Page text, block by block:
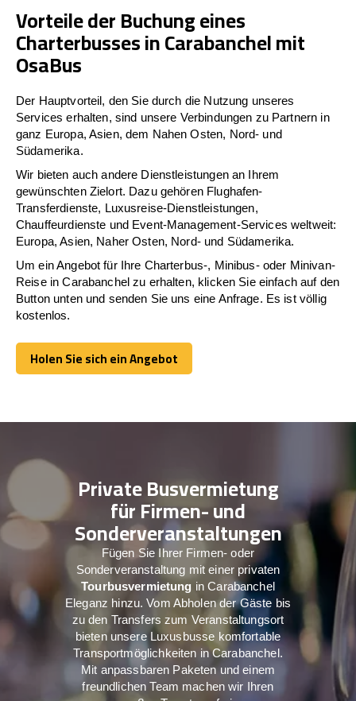
Vorteile der Buchung eines
Charterbusses in Carabanchel mit
OsaBus
Der Hauptvorteil, den Sie durch die Nutzung unseres
Services erhalten, sind unsere Verbindungen zu Partnern in
ganz Europa, Asien, dem Nahen Osten, Nord- und
Südamerika.
Wir bieten auch andere Dienstleistungen an Ihrem
gewünschten Zielort. Dazu gehören Flughafen-
Transferdienste, Luxusreise-Dienstleistungen,
Chauffeurdienste und Event-Management-Services weltweit:
Europa, Asien, Naher Osten, Nord- und Südamerika.
Um ein Angebot für Ihre Charterbus-, Minibus- oder Minivan-
Reise in Carabanchel zu erhalten, klicken Sie einfach auf den
Button unten und senden Sie uns eine Anfrage. Es ist völlig
kostenlos.
Holen Sie sich ein Angebot
Holen Sie sich ein Angebot
Private Busvermietung
für Firmen- und
Sonderveranstaltungen
Fügen Sie Ihrer Firmen- oder
Sonderveranstaltung mit einer privaten
Tourbusvermietung in Carabanchel
Eleganz hinzu. Vom Abholen der Gäste bis
zu den Transfers zum Veranstaltungsort
bieten unsere Luxusbusse komfortable
Transportmöglichkeiten in Carabanchel.
Mit anpassbaren Paketen und einem
freundlichen Team machen wir Ihren